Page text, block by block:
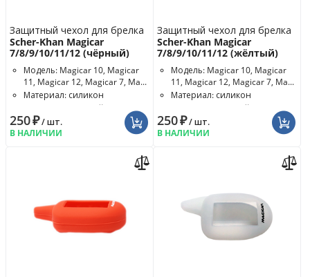
Защитный чехол для брелка
Scher-Khan Magicar
7/8/9/10/11/12 (чёрный)
Модель: Magicar 10, Magicar
11, Magicar 12, Magicar 7, Ma...
Материал: силикон
Цвет чехла: чёрный
250₽/ шт.
В НАЛИЧИИ
Защитный чехол для брелка
Scher-Khan Magicar
7/8/9/10/11/12 (жёлтый)
Модель: Magicar 10, Magicar
11, Magicar 12, Magicar 7, Ma...
Материал: силикон
Цвет чехла: жёлтый
250₽/ шт.
В НАЛИЧИИ